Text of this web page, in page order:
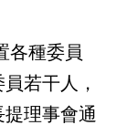
種委員
若干人，
理事會通